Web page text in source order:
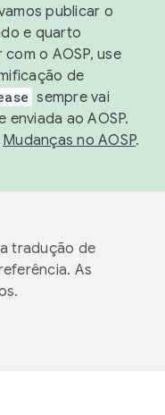
publicar o
e quarto
o AOSP, use
de
sempre vai
ao AOSP.
Mudanças no AOSP.
tradução de
As